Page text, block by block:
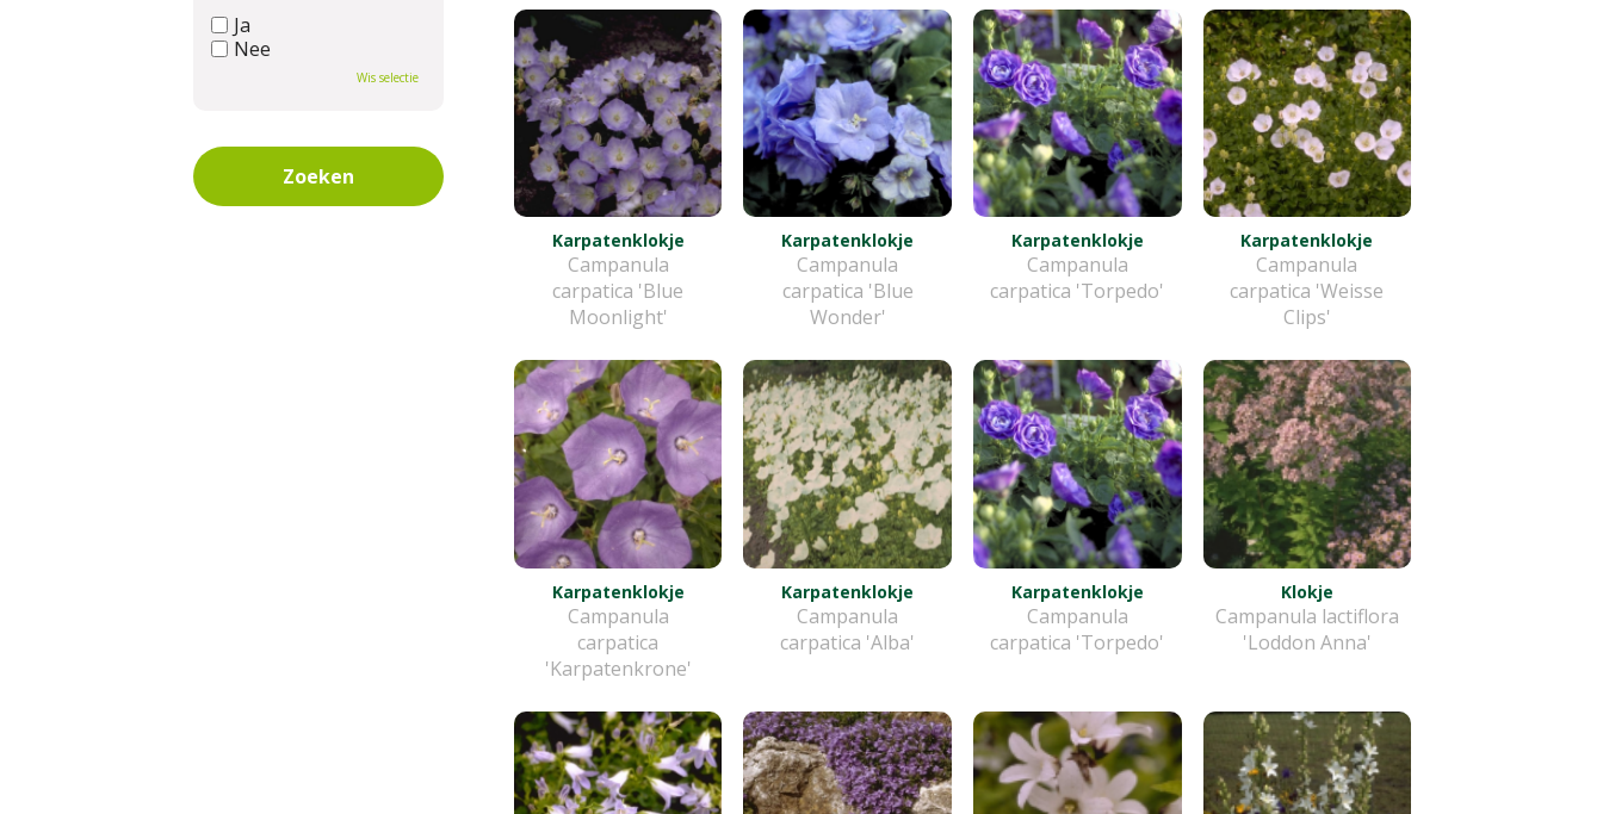
Karpatenklokje
Campanula
carpatica 'Blue
Moonlight'
Karpatenklokje
Campanula
carpatica 'Blue
Wonder'
Karpatenklokje
Campanula
carpatica 'Torpedo'
Karpatenklokje
Campanula
carpatica 'Weisse
Clips'
Karpatenklokje
Campanula
carpatica
'Karpatenkrone'
Karpatenklokje
Campanula
carpatica 'Alba'
Karpatenklokje
Campanula
carpatica 'Torpedo'
Klokje
Campanula lactiflora
'Loddon Anna'
Ja
Nee
Wis selectie